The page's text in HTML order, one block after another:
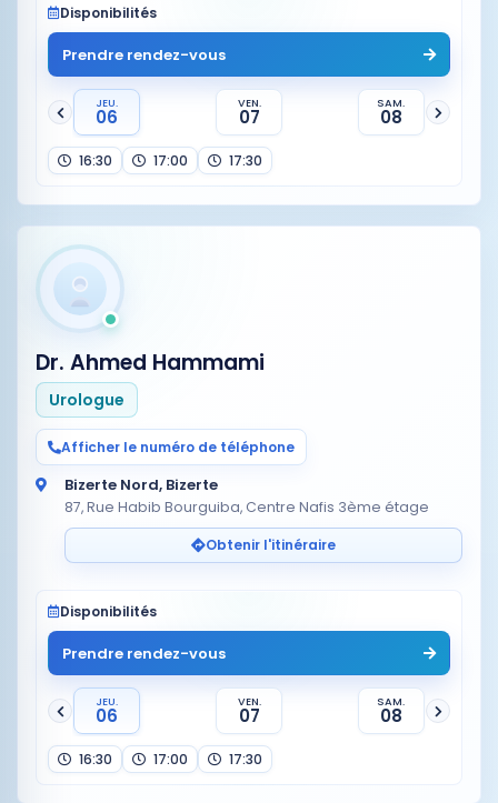
Disponibilités
Prendre rendez-vous
JEU.
06
VEN.
07
SAM.
08
16:30 17:00 17:30
Dr. Ahmed Hammami
Urologue
Afficher le numéro de téléphone
Bizerte Nord, Bizerte
87, Rue Habib Bourguiba, Centre Nafis 3ème étage
Obtenir l'itinéraire
Disponibilités
Prendre rendez-vous
JEU.
06
VEN.
07
SAM.
08
16:30 17:00 17:30